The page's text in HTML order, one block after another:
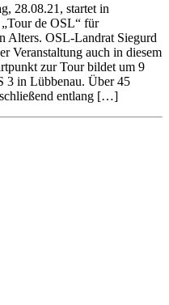
28.08.21, startet in
de OSL“ für
Alters. OSL-Landrat Siegurd
Veranstaltung auch in diesem
zur Tour bildet um 9
3 in Lübbenau. Über 45
entlang […]